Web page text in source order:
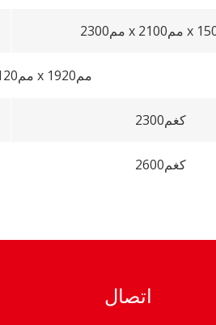
3510مم x 2120مم x 1920مم
2300كغم
2600كغم
اتصال